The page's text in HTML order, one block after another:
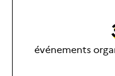
événements